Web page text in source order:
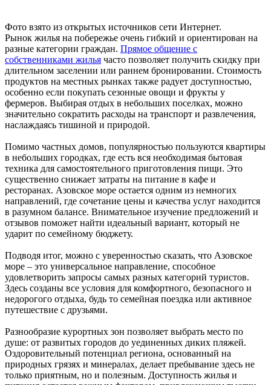
Фото взято из открытых источников сети Интернет.
Рынок жилья на побережье очень гибкий и ориентирован на
разные категории граждан. Прямое общение с
собственниками жилья часто позволяет получить скидку при
длительном заселении или раннем бронировании. Стоимость
продуктов на местных рынках также радует доступностью,
особенно если покупать сезонные овощи и фрукты у
фермеров. Выбирая отдых в небольших поселках, можно
значительно сократить расходы на транспорт и развлечения,
наслаждаясь тишиной и природой.
Помимо частных домов, популярностью пользуются квартиры
в небольших городках, где есть вся необходимая бытовая
техника для самостоятельного приготовления пищи. Это
существенно снижает затраты на питание в кафе и
ресторанах. Азовское море остается одним из немногих
направлений, где сочетание цены и качества услуг находится
в разумном балансе. Внимательное изучение предложений и
отзывов поможет найти идеальный вариант, который не
ударит по семейному бюджету.
Подводя итог, можно с уверенностью сказать, что Азовское
море – это универсальное направление, способное
удовлетворить запросы самых разных категорий туристов.
Здесь созданы все условия для комфортного, безопасного и
недорогого отдыха, будь то семейная поездка или активное
путешествие с друзьями.
Разнообразие курортных зон позволяет выбрать место по
душе: от развитых городов до уединенных диких пляжей.
Оздоровительный потенциал региона, основанный на
природных грязях и минералах, делает пребывание здесь не
только приятным, но и полезным. Доступность жилья и